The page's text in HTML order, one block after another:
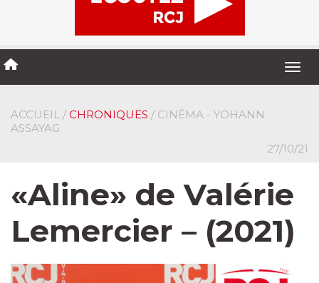
ACCUEIL / CHRONIQUES / CINÉMA - YOHANN
ASSAYAG
27/10/21
«Aline» de Valérie
Lemercier – (2021)